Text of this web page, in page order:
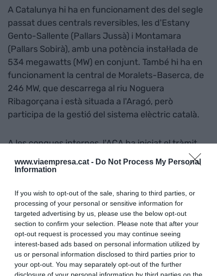
www.viaempresa.cat - Do Not Process My Personal
Information
If you wish to opt-out of the sale, sharing to third parties, or
processing of your personal or sensitive information for
targeted advertising by us, please use the below opt-out
section to confirm your selection. Please note that after your
opt-out request is processed you may continue seeing
interest-based ads based on personal information utilized by
us or personal information disclosed to third parties prior to
your opt-out. You may separately opt-out of the further
disclosure of your personal information by third parties on the
A Catalunya hi ha en funcionament des del segle
passat dues centrals reversibles, les d'Estany
Gento-Sallente (Pallars Jussà) i Montamara
(Pallars Sobirà), amb una potència instal·lada de
534 megawatts (MW) en conjunt. També hi ha en
funcionament la central de Moralets-Baserca, de
246 MW, que descarrega al riu Noguera
Ribagorçana i està situada a l'Aragó, però
participa de la gestió del sistema elèctric català.
A les conques internes, l'ACA ha iniciat el tràmit
de concessió d'aigües per a un projecte de central
reversible al riu Llobregat, que preveu aprofitar
inferior i construir-ne una de superior. La
Prospectiva Energètica de Catalunya
(PROENCAT) 2050 atorga un paper fonamental al
bombament hidroelèctric. Preveu que la potència
en aquest tipus de centrals s'incrementarà al
nostre país en com a mínim 3.200 MW en les
pròximes dècades.